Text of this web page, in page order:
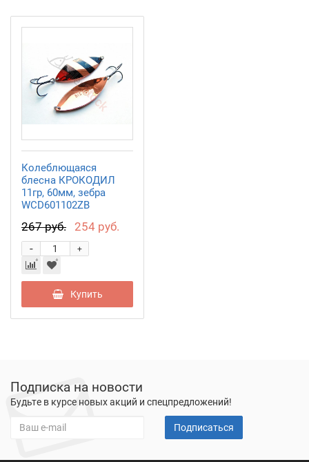
Колеблющаяся
блесна КРОКОДИЛ
11гр, 60мм, зебра
WCD601102ZB
267 руб. 254 руб.
+
-
Купить
Подписка на новости
Будьте в курсе новых акций и спецпредложений!
Подписаться